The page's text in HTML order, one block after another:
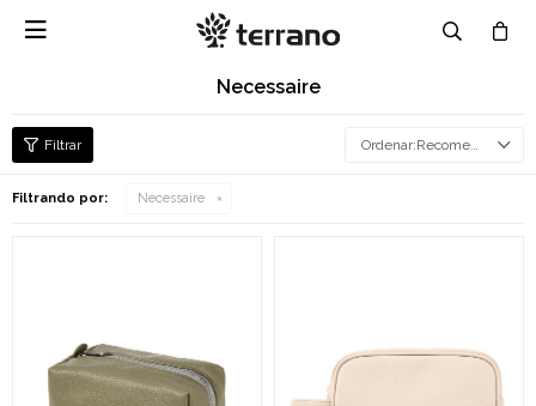

Necessaire
Recomendados
Filtrando por: Necessaire